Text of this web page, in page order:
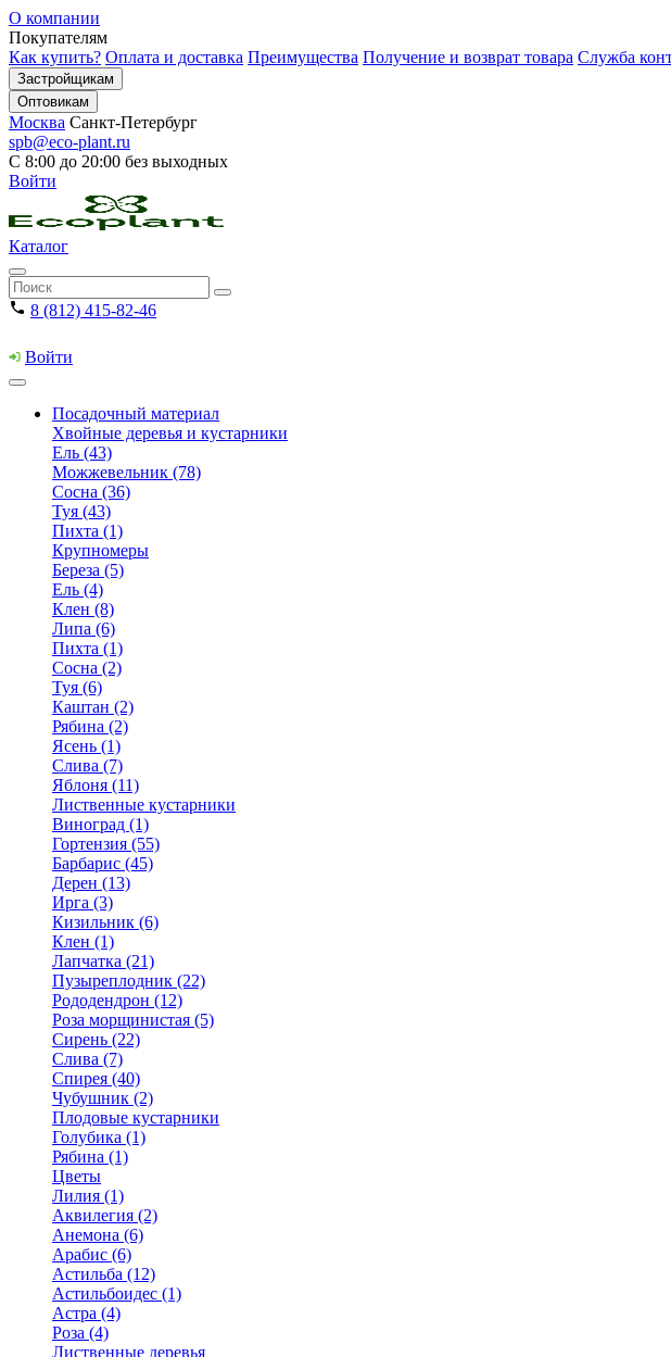
О компании
Покупателям
Как купить? Оплата и доставка Преимущества Получение и возврат товара Служба
Застройщикам
Оптовикам
Москва Санкт-Петербург
spb@eco-plant.ru
С 8:00 до 20:00 без выходных
Войти
Каталог
8 (812) 415-82-46
Войти
Посадочный материал
Хвойные деревья и кустарники
Ель (43)
Можжевельник (78)
Сосна (36)
Туя (43)
Пихта (1)
Крупномеры
Береза (5)
Ель (4)
Клен (8)
Липа (6)
Пихта (1)
Сосна (2)
Туя (6)
Каштан (2)
Рябина (2)
Ясень (1)
Слива (7)
Яблоня (11)
Лиственные кустарники
Виноград (1)
Гортензия (55)
Барбарис (45)
Дерен (13)
Ирга (3)
Кизильник (6)
Клен (1)
Лапчатка (21)
Пузыреплодник (22)
Рододендрон (12)
Роза морщинистая (5)
Сирень (22)
Слива (7)
Спирея (40)
Чубушник (2)
Плодовые кустарники
Голубика (1)
Рябина (1)
Цветы
Лилия (1)
Аквилегия (2)
Анемона (6)
Арабис (6)
Астильба (12)
Астильбоидес (1)
Астра (4)
Роза (4)
Лиственные деревья